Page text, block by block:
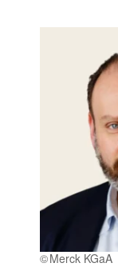
Merck KGaA